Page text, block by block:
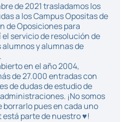
de 2021 trasladamos los
a los Campus Opositas de
de Oposiciones para
el servicio de resolución de
alumnos y alumnas de
en el año 2004,
de 27.000 entradas con
de dudas de estudio de
¡No somos
borrarlo pues en cada uno
está parte de nuestro ♥!